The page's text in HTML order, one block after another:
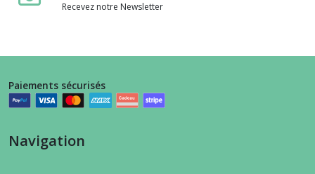
Recevez notre Newsletter
Paiements sécurisés
Navigation